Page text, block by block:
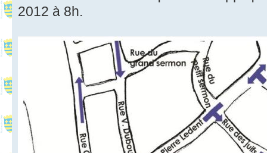
2012 à 8h.